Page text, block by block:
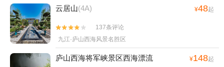
云居山(4A) ¥48起


137条评论
九江·庐山西海风景名胜区
庐山西海将军峡景区西海漂流 ¥148起